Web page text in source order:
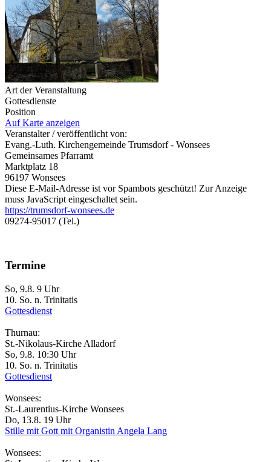
Art der Veranstaltung
Gottesdienste
Position
Auf Karte anzeigen
Veranstalter / veröffentlicht von:
Evang.-Luth. Kirchengemeinde Trumsdorf - Wonsees
Gemeinsames Pfarramt
Marktplatz 18
96197 Wonsees
Diese E-Mail-Adresse ist vor Spambots geschützt! Zur Anzeige
muss JavaScript eingeschaltet sein.
https://trumsdorf-wonsees.de
09274-95017 (Tel.)
Termine
So, 9.8. 9 Uhr
10. So. n. Trinitatis
Gottesdienst
Thurnau:
St.-Nikolaus-Kirche Alladorf
So, 9.8. 10:30 Uhr
10. So. n. Trinitatis
Gottesdienst
Wonsees:
St.-Laurentius-Kirche Wonsees
Do, 13.8. 19 Uhr
Stille mit Gott mit Organistin Angela Lang
Wonsees: